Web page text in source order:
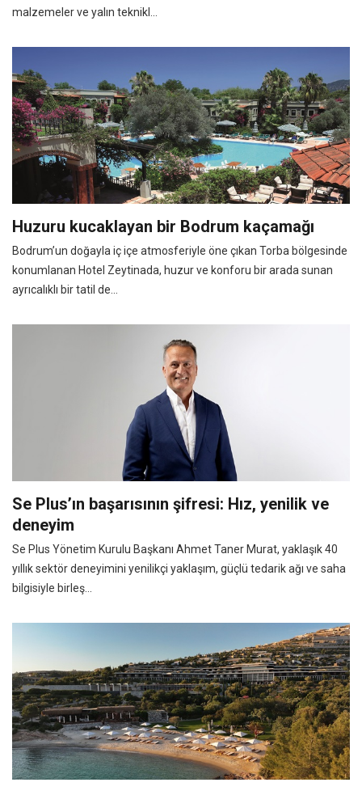
malzemeler ve yalın teknikl...
Huzuru kucaklayan bir Bodrum kaçamağı
Bodrum’un doğayla iç içe atmosferiyle öne çıkan Torba bölgesinde
konumlanan Hotel Zeytinada, huzur ve konforu bir arada sunan
ayrıcalıklı bir tatil de...
Se Plus’ın başarısının şifresi: Hız, yenilik ve
deneyim
Se Plus Yönetim Kurulu Başkanı Ahmet Taner Murat, yaklaşık 40
yıllık sektör deneyimini yenilikçi yaklaşım, güçlü tedarik ağı ve saha
bilgisiyle birleş...